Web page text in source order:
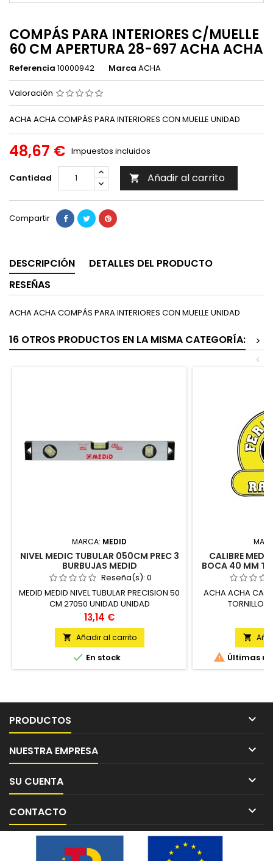
COMPÁS PARA INTERIORES C/MUELLE
60 CM APERTURA 28-697 ACHA ACHA
Referencia 10000942 Marca ACHA
Valoración
ACHA ACHA COMPÁS PARA INTERIORES CON MUELLE UNIDAD
48,67 € Impuestos incluidos
Cantidad  Añadir al carrito
Compartir
DESCRIPCIÓN
DETALLES DEL PRODUCTO
RESEÑAS
ACHA ACHA COMPÁS PARA INTERIORES CON MUELLE UNIDAD
16 OTROS PRODUCTOS EN LA MISMA CATEGORÍA:
>
<
MARCA: MEDID
NIVEL MEDIC TUBULAR 050CM PREC 3
BURBUJAS MEDID
Reseña(s): 0
MEDID MEDID NIVEL TUBULAR PRECISION 50
CM 27050 UNIDAD UNIDAD
Precio
13,14 €
 Añadir al carrito
 En stock
CALIBRE
BOCA 40 MM
ACHA ACHA
TORNILLO

 Últimas
PRODUCTOS 
NUESTRA EMPRESA 
SU CUENTA 
CONTACTO 